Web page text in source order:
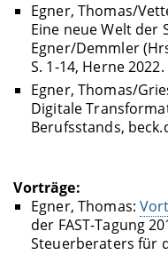
Egner, Thomas/
Eine neue Welt der
Egner/Demmler
S. 1-14, Herne 2022.
Egner, Thomas/
Digitale
Berufsstands,
Vorträge:
Egner, Thomas:
der FAST-Tagung
Steuerberaters für